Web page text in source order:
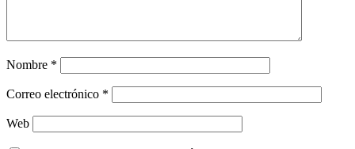
Nombre *
Correo electrónico *
Web